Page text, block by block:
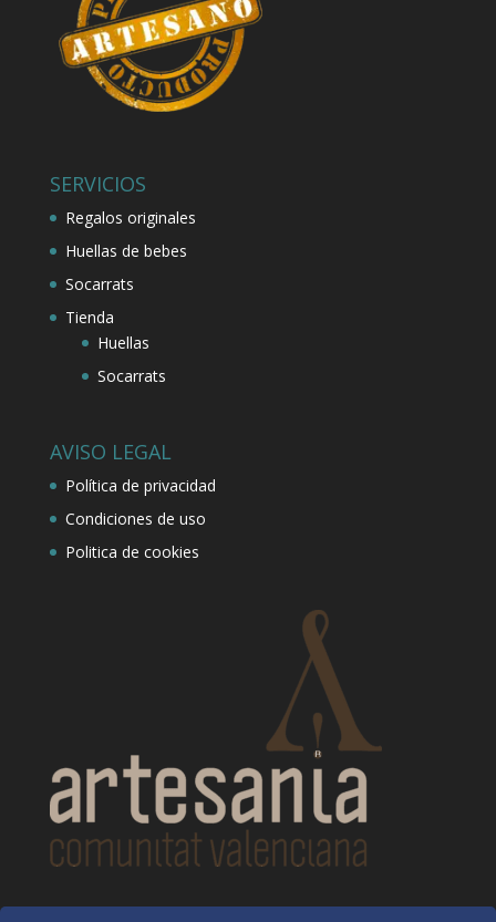
SERVICIOS
Regalos originales
Huellas de bebes
Socarrats
Tienda
Huellas
Socarrats
AVISO LEGAL
Política de privacidad
Condiciones de uso
Politica de cookies